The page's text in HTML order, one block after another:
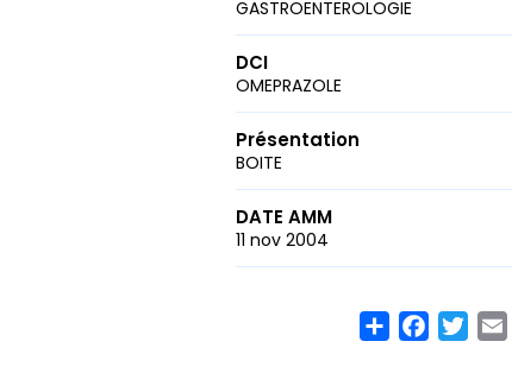
GASTROENTEROLOGIE
DCI
OMEPRAZOLE
Présentation
BOITE
DATE AMM
11 nov 2004
ShareFacebook